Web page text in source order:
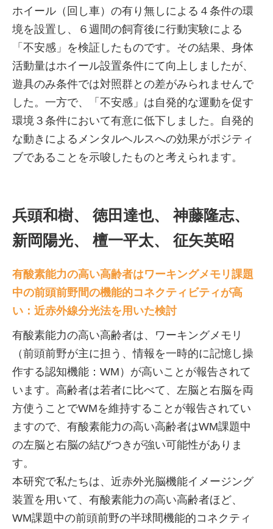
ホイール（回し車）の有り無しによる４条件の環
境を設置し、６週間の飼育後に行動実験による
「不安感」を検証したものです。その結果、身体
活動量はホイール設置条件にて向上しましたが、
遊具のみ条件では対照群との差がみられませんで
した。一方で、「不安感」は自発的な運動を促す
環境３条件において有意に低下しました。自発的
な動きによるメンタルヘルスへの効果がポジティ
ブであることを示唆したものと考えられます。
兵頭和樹、 徳田達也、 神藤隆志、
新岡陽光、 檀一平太、 征矢英昭
有酸素能力の高い高齢者はワーキングメモリ課題
中の前頭前野間の機能的コネクティビティが高
い：近赤外線分光法を用いた検討
有酸素能力の高い高齢者は、ワーキングメモリ
（前頭前野が主に担う、情報を一時的に記憶し操
作する認知機能：WM）が高いことが報告されて
います。高齢者は若者に比べて、左脳と右脳を両
方使うことでWMを維持することが報告されてい
ますので、有酸素能力の高い高齢者はWM課題中
の左脳と右脳の結びつきが強い可能性がありま
す。
本研究で私たちは、近赤外光脳機能イメージング
装置を用いて、有酸素能力の高い高齢者ほど、
WM課題中の前頭前野の半球間機能的コネクティ